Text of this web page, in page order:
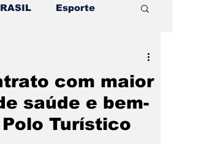
Esporte
com maior
saúde e bem-
Turístico